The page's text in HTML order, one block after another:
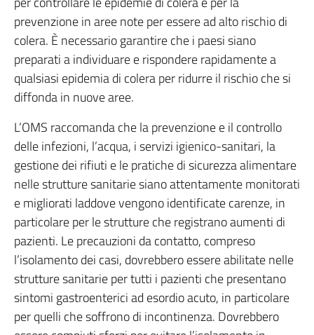
prevenzione in aree note per essere ad alto rischio di
colera. È necessario garantire che i paesi siano
preparati a individuare e rispondere rapidamente a
qualsiasi epidemia di colera per ridurre il rischio che si
diffonda in nuove aree.
L’OMS raccomanda che la prevenzione e il controllo
delle infezioni, l’acqua, i servizi igienico-sanitari, la
gestione dei rifiuti e le pratiche di sicurezza alimentare
nelle strutture sanitarie siano attentamente monitorati
e migliorati laddove vengono identificate carenze, in
particolare per le strutture che registrano aumenti di
pazienti. Le precauzioni da contatto, compreso
l’isolamento dei casi, dovrebbero essere abilitate nelle
strutture sanitarie per tutti i pazienti che presentano
sintomi gastroenterici ad esordio acuto, in particolare
per quelli che soffrono di incontinenza. Dovrebbero